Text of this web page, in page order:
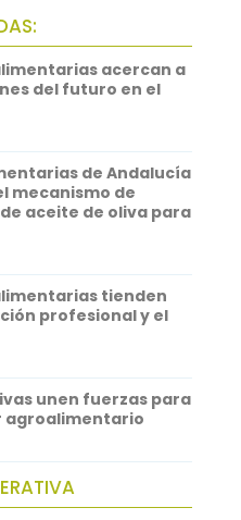
acercan a
del futuro en el
de Andalucía
mecanismo de
aceite de oliva para
tienden
profesional y el
unen fuerzas para
agroalimentario